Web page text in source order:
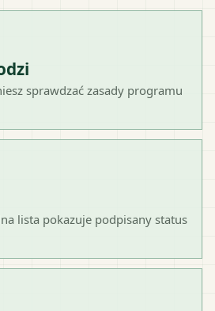
sprawdzać zasady programu
lista pokazuje podpisany status